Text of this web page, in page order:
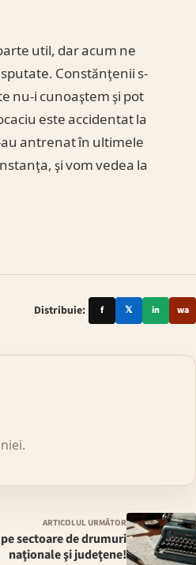
util, dar acum ne
Constănţenii s-
nu-i cunoaştem şi pot
este accidentat la
au antrenat în ultimele
şi vom vedea la
Distribuie: f 𝕏 in wa
ARTICOLUL URMĂTOR
sectoare de drumuri
naţionale şi judeţene!